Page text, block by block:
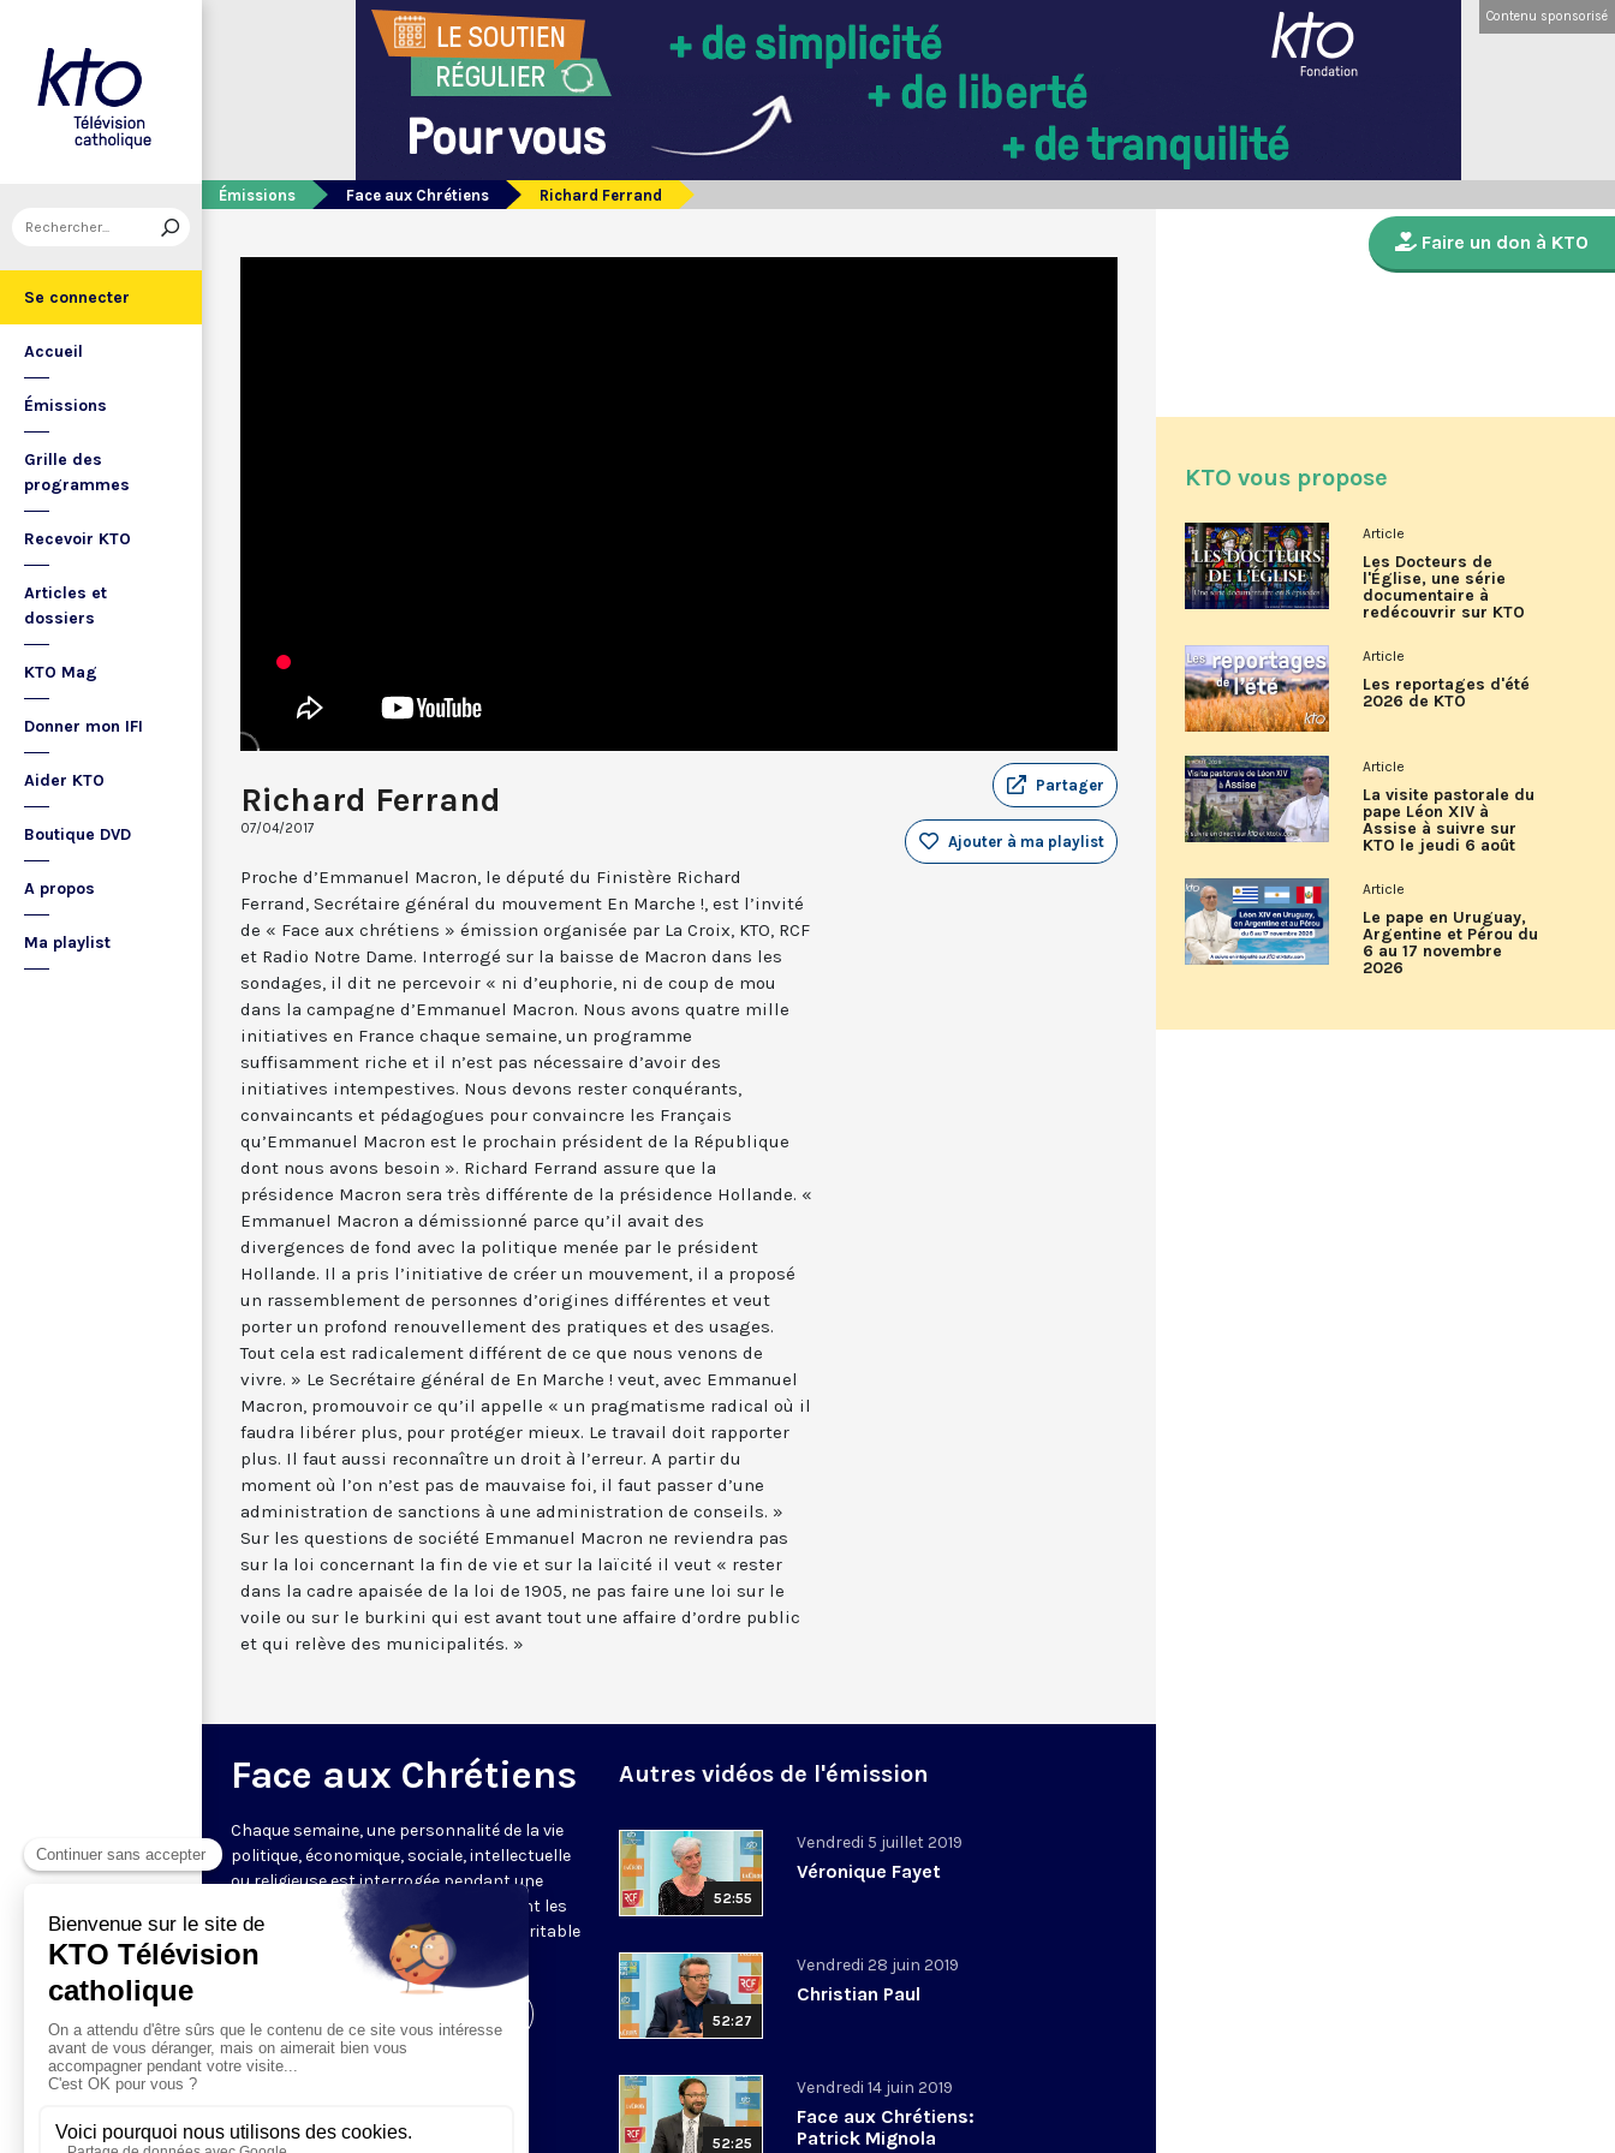
Se connecter
Accueil
Émissions
Grille des
programmes
Recevoir KTO
Articles et
dossiers
KTO Mag
Donner mon IFI
Aider KTO
Boutique DVD
A propos
Ma playlist
Contenu sponsorisé
Émissions Face aux Chrétiens Richard Ferrand
Richard Ferrand
07/04/2017
Partager
Ajouter à ma playlist
Proche d’Emmanuel Macron, le député du Finistère Richard
Ferrand, Secrétaire général du mouvement En Marche !, est l’invité
de « Face aux chrétiens » émission organisée par La Croix, KTO, RCF
et Radio Notre Dame. Interrogé sur la baisse de Macron dans les
sondages, il dit ne percevoir « ni d’euphorie, ni de coup de mou
dans la campagne d’Emmanuel Macron. Nous avons quatre mille
initiatives en France chaque semaine, un programme
suffisamment riche et il n’est pas nécessaire d’avoir des
initiatives intempestives. Nous devons rester conquérants,
convaincants et pédagogues pour convaincre les Français
qu’Emmanuel Macron est le prochain président de la République
dont nous avons besoin ». Richard Ferrand assure que la
présidence Macron sera très différente de la présidence Hollande. «
Emmanuel Macron a démissionné parce qu’il avait des
divergences de fond avec la politique menée par le président
Hollande. Il a pris l’initiative de créer un mouvement, il a proposé
un rassemblement de personnes d’origines différentes et veut
porter un profond renouvellement des pratiques et des usages.
Tout cela est radicalement différent de ce que nous venons de
vivre. » Le Secrétaire général de En Marche ! veut, avec Emmanuel
Macron, promouvoir ce qu’il appelle « un pragmatisme radical où il
faudra libérer plus, pour protéger mieux. Le travail doit rapporter
plus. Il faut aussi reconnaître un droit à l’erreur. A partir du
moment où l’on n’est pas de mauvaise foi, il faut passer d’une
administration de sanctions à une administration de conseils. »
Sur les questions de société Emmanuel Macron ne reviendra pas
sur la loi concernant la fin de vie et sur la laïcité il veut « rester
dans la cadre apaisée de la loi de 1905, ne pas faire une loi sur le
voile ou sur le burkini qui est avant tout une affaire d’ordre public
et qui relève des municipalités. »
Face aux Chrétiens
Chaque semaine, une personnalité de la vie
politique, économique, sociale, intellectuelle
ou religieuse est interrogée pendant une
heure par les journalistes représentant les
rédactions partenaires, offrant une véritable
mise en perspective de l’actualité.
Autres vidéos de l'émission
52:55
Vendredi 5 juillet 2019
Véronique Fayet
52:27
Vendredi 28 juin 2019
Christian Paul
52:25
Vendredi 14 juin 2019
Face aux Chrétiens:
Patrick Mignola
Faire un don à KTO
KTO vous propose
Article
Les Docteurs de
l'Église, une série
documentaire à
redécouvrir sur KTO
Article
Les reportages d'été
2026 de KTO
Article
La visite pastorale du
pape Léon XIV à
Assise à suivre sur
KTO le jeudi 6 août
Article
Le pape en Uruguay,
Argentine et Pérou du
6 au 17 novembre
2026